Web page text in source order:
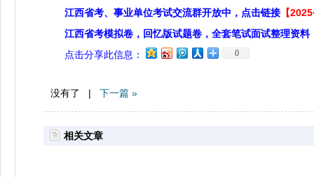
江西省考、事业单位考试交流群开放中，点击链接 【
江西省考模拟卷，回忆版试题卷，全套笔试面试整理资料
点击分享此信息：
0
没有了 | 下一篇 »
相关文章